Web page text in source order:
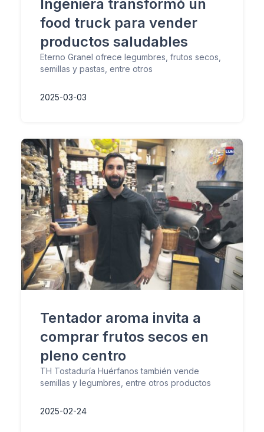
Ingeniera transformó un
food truck para vender
productos saludables
Eterno Granel ofrece legumbres, frutos secos,
semillas y pastas, entre otros
2025-03-03
Tentador aroma invita a
comprar frutos secos en
pleno centro
TH Tostaduría Huérfanos también vende
semillas y legumbres, entre otros productos
2025-02-24